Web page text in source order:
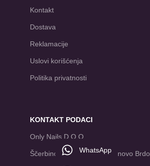
Kontakt
Dostava
Reklamacije
Uslovi korišćenja
Politika privatnosti
KONTAKT PODACI
Only Nails D.O.O
Ščerbinova 2a Čukarica, Banovo Brdo
WhatsApp